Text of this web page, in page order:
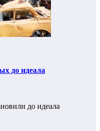
до идеала